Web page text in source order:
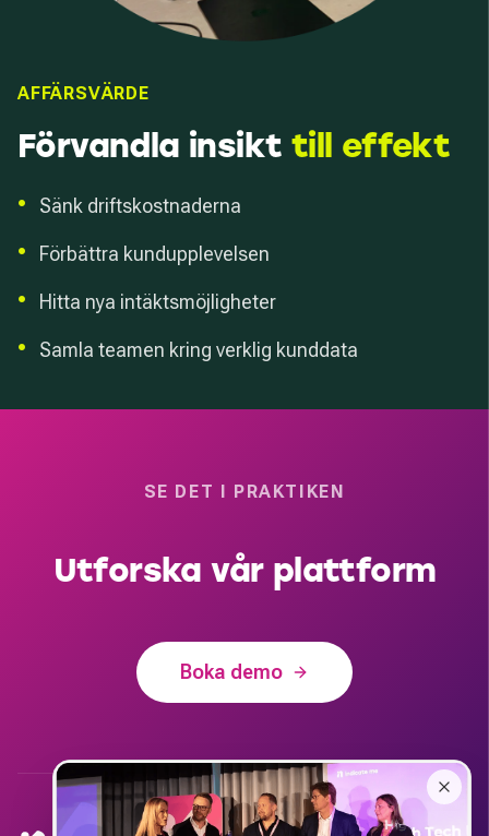
AFFÄRSVÄRDE
Förvandla insikt till effekt
• Sänk driftskostnaderna
• Förbättra kundupplevelsen
• Hitta nya intäktsmöjligheter
• Samla teamen kring verklig kunddata
SE DET I PRAKTIKEN
Utforska vår plattform
Boka demo